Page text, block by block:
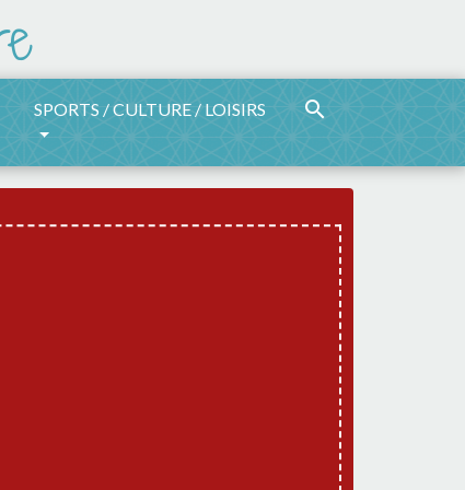
SPORTS / CULTURE / LOISIRS search